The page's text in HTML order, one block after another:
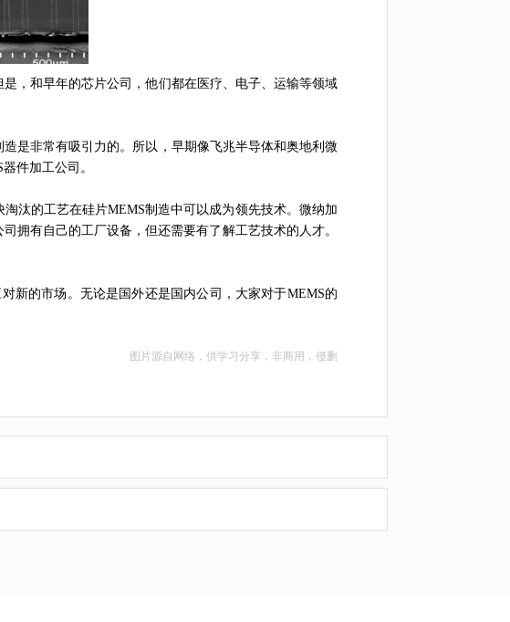
，和早年的芯片公司，他们都在医疗、电子、运输等领域
是非常有吸引力的。所以，早期像飞兆半导体和奥地利微
件加工公司。
汰的工艺在硅片MEMS制造中可以成为领先技术。 微纳加
拥有自己的工厂设备，但还需要有了解工艺技术的人才。
新的市场。无论是国外还是国内公司，大家对于MEMS的
图片源自网络，供学习分享，非商用，侵删